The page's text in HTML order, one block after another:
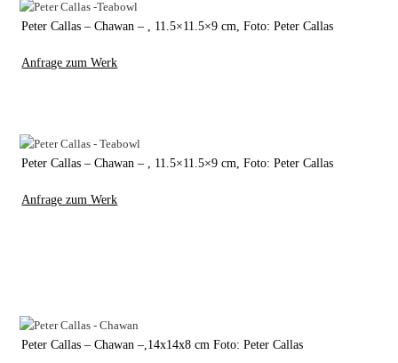
Peter Callas – Chawan – , 11.5×11.5×9 cm, Foto: Peter Callas
Anfrage zum Werk
Peter Callas – Chawan – , 11.5×11.5×9 cm, Foto: Peter Callas
Anfrage zum Werk
Peter Callas – Chawan –,14x14x8 cm Foto: Peter Callas